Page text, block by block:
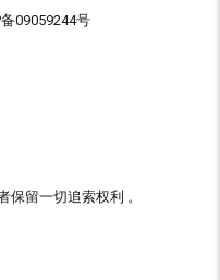
备09059244号
保留一切追索权利 。